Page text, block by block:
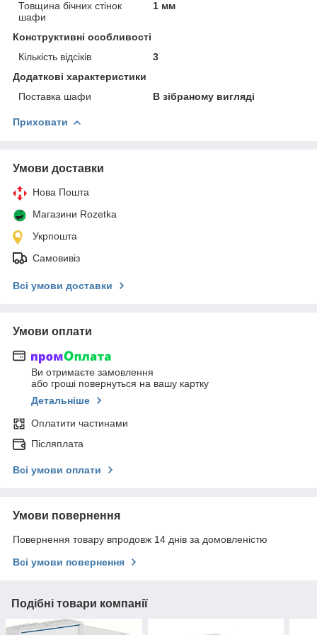
Товщина бічних стінок
шафи
1 мм
Конструктивні особливості
Кількість відсіків
3
Додаткові характеристики
Поставка шафи
В зібраному вигляді
Приховати
Умови доставки
Нова Пошта
Магазини Rozetka
Укрпошта
Самовивіз
Всі умови доставки
Умови оплати
Ви отримаєте замовлення
або гроші повернуться на вашу картку
Детальніше
Оплатити частинами
Післяплата
Всі умови оплати
Умови повернення
Повернення товару впродовж 14 днів за домовленістю
Всі умови повернення
Подібні товари компанії